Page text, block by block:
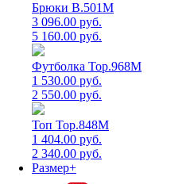
Брюки B.501M
3 096.00 руб.
5 160.00 руб.
Футболка Top.968M
1 530.00 руб.
2 550.00 руб.
Топ Top.848M
1 404.00 руб.
2 340.00 руб.
Размер+